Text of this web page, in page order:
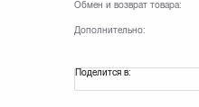
Обмен и возврат товара:
Дополнительно:
Поделится в: